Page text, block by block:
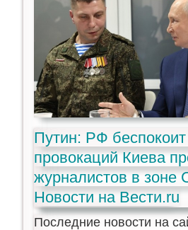
Путин: РФ беспокоит
провокаций Киева
журналистов в зоне
Новости на Вести.ru
Последние новости на